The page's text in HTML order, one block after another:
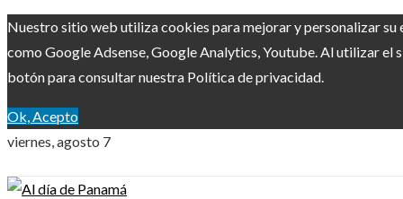
Nuestro sitio web utiliza cookies para mejorar y personalizar
como Google Adsense, Google Analytics, Youtube. Al utilizar
botón para consultar nuestra Política de privacidad.
Ok, Acepto
viernes, agosto 7